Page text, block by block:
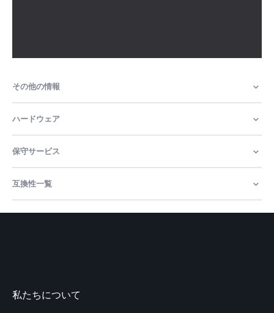
その他の情報
ハードウェア
保守サービス
互換性一覧
私たちについて